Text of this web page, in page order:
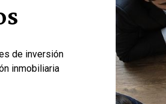
de inversión
inmobiliaria